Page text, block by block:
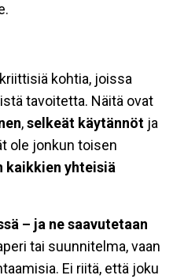
kohtia, joissa
tavoitetta. Näitä ovat
,selkeät käytännöt ja
ole jonkun toisen
kaikkien yhteisiä
– ja ne saavutetaan
tai suunnitelma, vaan
Ei riitä, että joku